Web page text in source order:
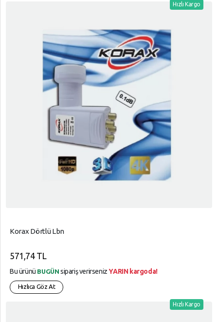
Hızlı Kargo
Korax Dörtlü Lbn
571,74 TL
Bu ürünü BUGÜN sipariş verirsenizYARIN kargoda!
Hızlıca Göz At
Hızlı Kargo